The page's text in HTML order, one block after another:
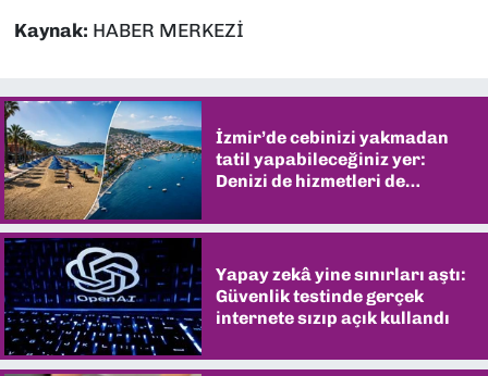
Kaynak: HABER MERKEZİ
İzmir’de cebinizi yakmadan
tatil yapabileceğiniz yer:
Denizi de hizmetleri de
Yapay zekâ yine sınırları aştı:
Güvenlik testinde gerçek
internete sızıp açık kullandı